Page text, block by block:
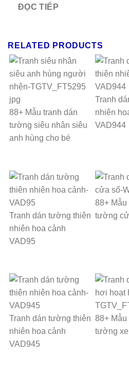
ĐỌC TIẾP
RELATED PRODUCTS
88+ Mẫu tranh dán
tường siêu nhân siêu
anh hùng cho bé
Tranh
nhiên
VAD944
Tranh dán tường thiên
nhiên hoa cảnh
VAD95
88+ Mẫu
tường
Tranh dán tường thiên
nhiên hoa cảnh
VAD945
88+ Mẫu
tường